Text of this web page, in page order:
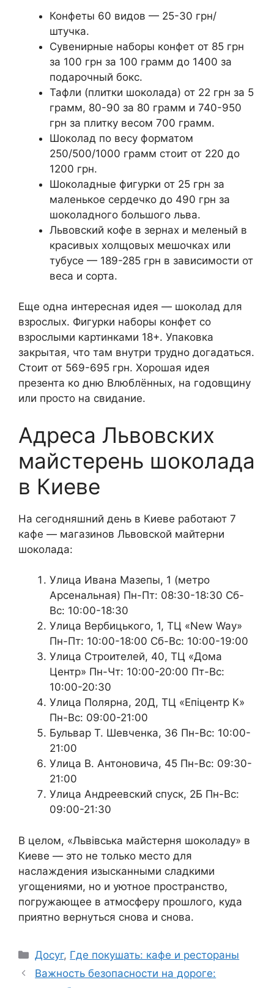
Конфеты 60 видов — 25-30 грн/
штучка.
Сувенирные наборы конфет от 85 грн
за 100 грн за 100 грамм до 1400 за
подарочный бокс.
Тафли (плитки шоколада) от 22 грн за 5
грамм, 80-90 за 80 грамм и 740-950
грн за плитку весом 700 грамм.
Шоколад по весу форматом
250/500/1000 грамм стоит от 220 до
1200 грн.
Шоколадные фигурки от 25 грн за
маленькое сердечко до 490 грн за
шоколадного большого льва.
Львовский кофе в зернах и меленый в
красивых холщовых мешочках или
тубусе — 189-285 грн в зависимости от
веса и сорта.
Еще одна интересная идея — шоколад для
взрослых. Фигурки наборы конфет со
взрослыми картинками 18+. Упаковка
закрытая, что там внутри трудно догадаться.
Стоит от 569-695 грн. Хорошая идея
презента ко дню Влюблённых, на годовщину
или просто на свидание.
Адреса Львовских
майстерень шоколада
в Киеве
На сегодняшний день в Киеве работают 7
кафе — магазинов Львовской майтерни
шоколада:
Улица Ивана Мазепы, 1 (метро
Арсенальная) Пн-Пт: 08:30-18:30 Сб-
Вс: 10:00-18:30
Улица Вербицького, 1, ТЦ «New Way»
Пн-Пт: 10:00-18:00 Сб-Вс: 10:00-19:00
Улица Строителей, 40, ТЦ «Дома
Центр» Пн-Чт: 10:00-20:00 Пт-Вс:
10:00-20:30
Улица Полярна, 20Д, ТЦ «Епіцентр К»
Пн-Вс: 09:00-21:00
Бульвар Т. Шевченка, 36 Пн-Вс: 10:00-
21:00
Улица В. Антоновича, 45 Пн-Вс: 09:30-
21:00
Улица Андреевский спуск, 2Б Пн-Вс:
09:00-21:30
В целом, «Львівська майстерня шоколаду» в
Киеве — это не только место для
наслаждения изысканными сладкими
угощениями, но и уютное пространство,
погружающее в атмосферу прошлого, куда
приятно вернуться снова и снова.
Рубрики
Досуг, Где покушать: кафе и рестораны
Важность безопасности на дороге: